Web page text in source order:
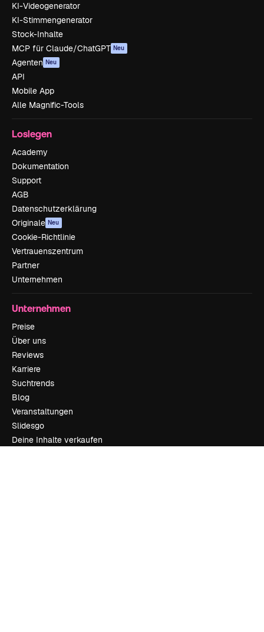
KI-Videogenerator
KI-Stimmengenerator
Stock-Inhalte
MCP für Claude/ChatGPT Neu
Agenten Neu
API
Mobile App
Alle Magnific-Tools
Loslegen
Academy
Dokumentation
Support
AGB
Datenschutzerklärung
Originale Neu
Cookie-Richtlinie
Vertrauenszentrum
Partner
Unternehmen
Unternehmen
Preise
Über uns
Reviews
Karriere
Suchtrends
Blog
Veranstaltungen
Slidesgo
Deine Inhalte verkaufen